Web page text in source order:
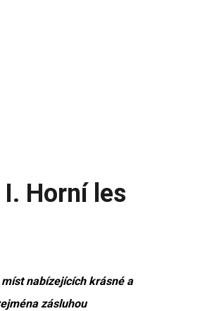
Horní les
nabízejících krásné a
zásluhou